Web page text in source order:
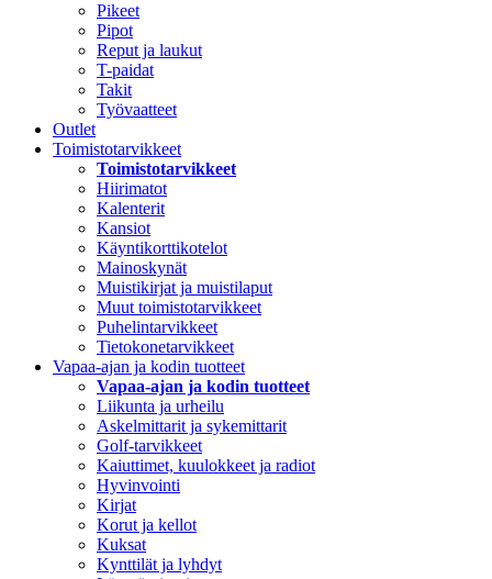
Pikeet
Pipot
Reput ja laukut
T-paidat
Takit
Työvaatteet
Outlet
Toimistotarvikkeet
Toimistotarvikkeet
Hiirimatot
Kalenterit
Kansiot
Käyntikorttikotelot
Mainoskynät
Muistikirjat ja muistilaput
Muut toimistotarvikkeet
Puhelintarvikkeet
Tietokonetarvikkeet
Vapaa-ajan ja kodin tuotteet
Vapaa-ajan ja kodin tuotteet
Liikunta ja urheilu
Askelmittarit ja sykemittarit
Golf-tarvikkeet
Kaiuttimet, kuulokkeet ja radiot
Hyvinvointi
Kirjat
Korut ja kellot
Kuksat
Kynttilät ja lyhdyt